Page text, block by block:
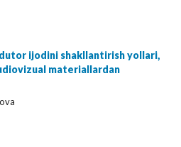
ijodini shakllantirish yollari,
materiallardan